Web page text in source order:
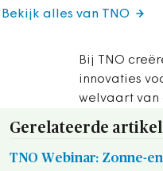
Bij TNO
innovaties
welvaart van
Bekijk alles van TNO
Gerelateerde
TNO Webinar: Zonne-